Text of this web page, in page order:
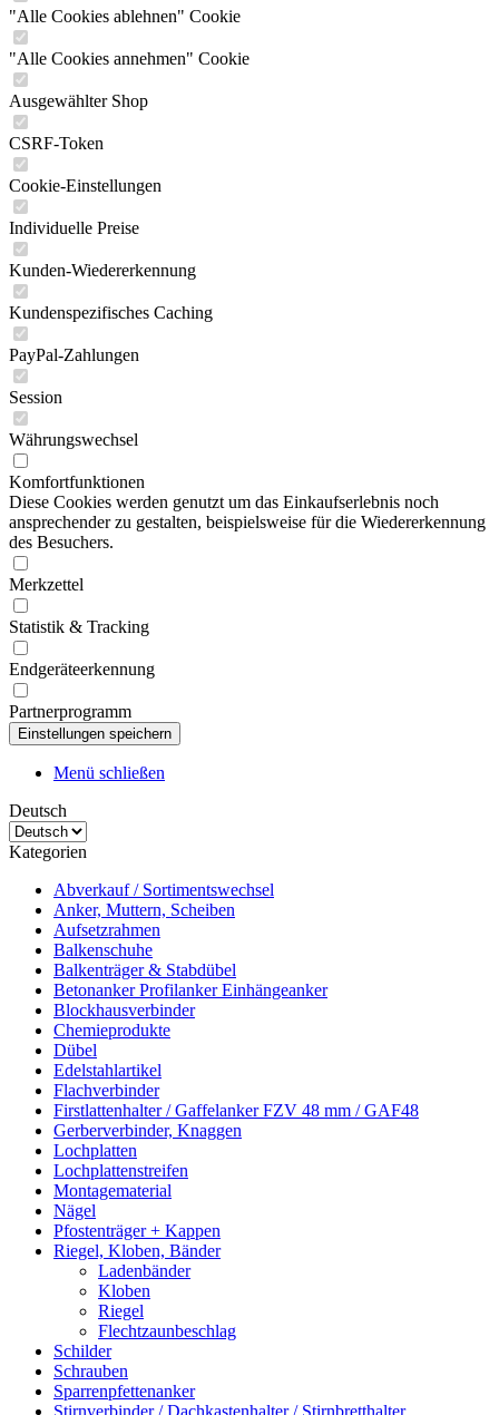
"Alle Cookies ablehnen" Cookie
"Alle Cookies annehmen" Cookie
Ausgewählter Shop
CSRF-Token
Cookie-Einstellungen
Individuelle Preise
Kunden-Wiedererkennung
Kundenspezifisches Caching
PayPal-Zahlungen
Session
Währungswechsel
Komfortfunktionen
Diese Cookies werden genutzt um das Einkaufserlebnis noch
ansprechender zu gestalten, beispielsweise für die Wiedererkennung
des Besuchers.
Merkzettel
Statistik & Tracking
Endgeräteerkennung
Partnerprogramm
Menü schließen
Deutsch
Kategorien
Abverkauf / Sortimentswechsel
Anker, Muttern, Scheiben
Aufsetzrahmen
Balkenschuhe
Balkenträger & Stabdübel
Betonanker Profilanker Einhängeanker
Blockhausverbinder
Chemieprodukte
Dübel
Edelstahlartikel
Flachverbinder
Firstlattenhalter / Gaffelanker FZV 48 mm / GAF48
Gerberverbinder, Knaggen
Lochplatten
Lochplattenstreifen
Montagematerial
Nägel
Pfostenträger + Kappen
Riegel, Kloben, Bänder
Ladenbänder
Kloben
Riegel
Flechtzaunbeschlag
Schilder
Schrauben
Sparrenpfettenanker
Stirnverbinder / Dachkastenhalter / Stirnbretthalter